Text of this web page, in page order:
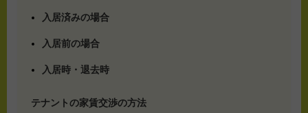
入居済みの場合
入居前の場合
入居時・退去時
テナントの家賃交渉の方法